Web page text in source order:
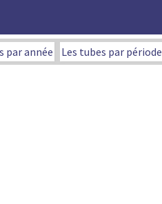
par année Les tubes par période